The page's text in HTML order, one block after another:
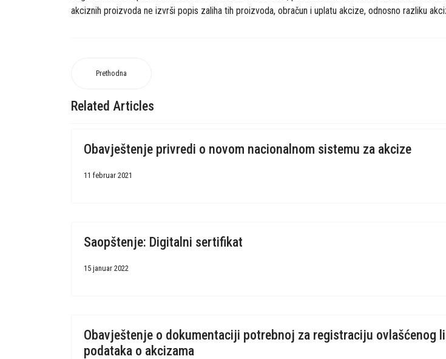
akciznih proizvoda ne izvrši popis zaliha tih proizvoda, obračun i uplatu akcize, odnosno razliku
Prethodna
Related Articles
Obavještenje privredi o novom nacionalnom sistemu za akcize
11 februar 2021
Saopštenje: Digitalni sertifikat
15 januar 2022
Obavještenje o dokumentaciji potrebnoj za registraciju ovlašćenog
podataka o akcizama